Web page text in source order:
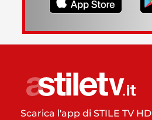
Scarica l'app di STILE TV HD